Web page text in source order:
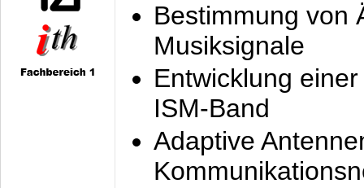
Bestimmung von
Musiksignale
Entwicklung
ISM-Band
Adaptive